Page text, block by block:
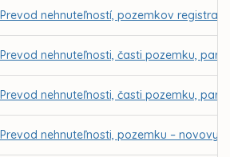
Prevod nehnuteľností, pozemkov registra
Prevod nehnuteľnosti, časti pozemku,
Prevod nehnuteľnosti, časti pozemku,
Prevod nehnuteľnosti, pozemku –